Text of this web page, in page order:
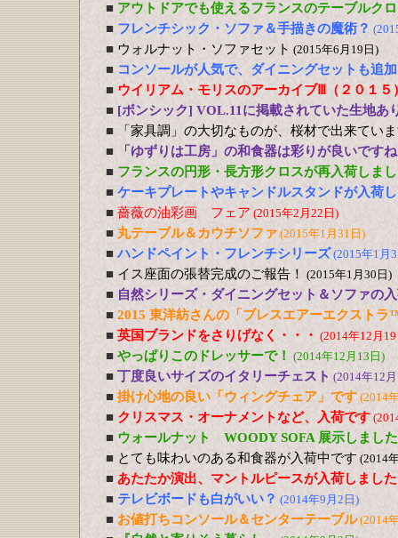
■ アウトドアでも使えるフランスのテーブルク
■ フレンチシック・ソファ＆手描きの魔術？
■ ウォルナット・ソファセット (2015年6月19日)
■ コンソールが人気で、ダイニングセットも追
■ ウイリアム・モリスのアーカイブⅢ（２０１５
■ [ボンシック] VOL.11に掲載されていた生地あ
■
「家具調」の大切なものが、桜材で出来てい
■
「ゆずりは工房」の和食器は彩りが良いです
■ フランスの円形・長方形クロスが再入荷しま
■ ケーキプレートやキャンドルスタンドが入荷
■ 薔薇の油彩画 フェア (2015年2月22日)
■ 丸テーブル＆カウチソファ (2015年1月31日)
■ ハンドペイント・フレンチシリーズ (2015年1月
■ イス座面の張替完成のご報告！ (2015年1月30日)
■ 自然シリーズ・ダイニングセット＆ソファの
■ 2015 東洋紡さんの「ブレスエアーエクスト
■ 英国ブランドをさりげなく・・・ (2014年12月
■ やっぱりこのドレッサーで！ (2014年12月13日)
■ 丁度良いサイズのイタリーチェスト (2014年12
■ 掛け心地の良い「ウィングチェア」です (2014
■ クリスマス・オーナメントなど、入荷です
■ ウォールナット WOODY SOFA 展示しました
■ とても味わいのある和食器が入荷中です (2014
■ あたたか演出、マントルピースが入荷しまし
■ テレビボードも白がいい？ (2014年9月2日)
■ お値打ちコンソール＆センターテーブル(2014